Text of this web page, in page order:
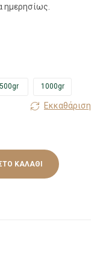
ημερησίως.
500gr 1000gr
Εκκαθάριση
ΚΑΛΆΘΙ